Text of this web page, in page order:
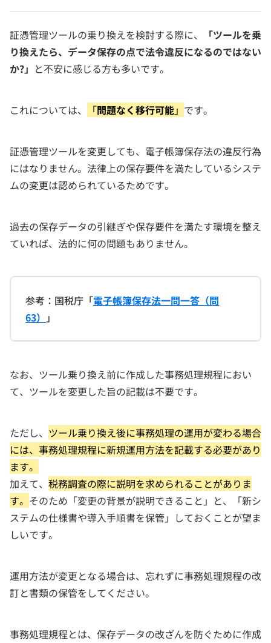
証憑管理ツールの乗り換えを検討する際に、
「ツールを乗
り換えたら、データ保存の点で法令違反になるのではない
か?」 と不安に感じる方も多いです。
これについては、 「問題なく移行可能」 です。
証憑管理ツールを変更しても、電子帳簿保存法の違反行為
にはなりません。法律上の保存要件を満たしているシステ
ムの変更は認められているためです。
過去の保存データの引継ぎや保存要件を満たす環境を整え
ていれば、法的に何の問題もありません。
参考：国税庁「電子帳簿保存法一問一答（問
63） 」
なお、ツール乗り換え前に作成した事務処理規程におい
て、ツールを変更した旨の記載は不要です。
ただし、 ツール乗り換え後に事務処理の運用が変わる場合
には、事務処理規程に新規運用方法を記載する必要があり
ます。
加えて、 税務調査の際に説明を求められることがありま
す。 そのため「変更の背景が説明できること」と、「新シ
ステムの仕様書や導入手順書を保管」しておくことが望ま
しいです。
運用方法が変更となる場合は、忘れずに事務処理規程の改
訂と書類の保管をしてください。
事務処理規程とは、保存データの改ざんを防ぐために作成